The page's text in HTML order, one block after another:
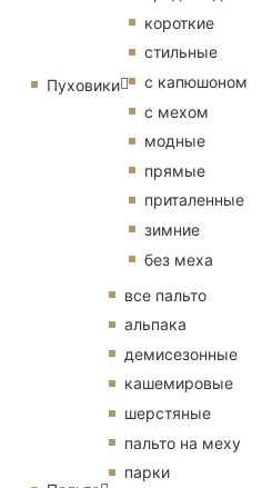
Пуховики
короткие
стильные
с капюшоном
с мехом
модные
прямые
приталенные
зимние
без меха
все пальто
альпака
демисезонные
кашемировые
шерстяные
пальто на меху
парки